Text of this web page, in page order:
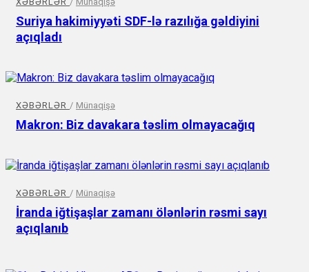
Suriya hakimiyyəti SDF-lə razılığa gəldiyini
açıqladı
XƏBƏRLƏR / Münaqişə
Makron: Biz davakara təslim olmayacağıq
XƏBƏRLƏR / Münaqişə
İranda iğtişaşlar zamanı ölənlərin rəsmi sayı
açıqlanıb